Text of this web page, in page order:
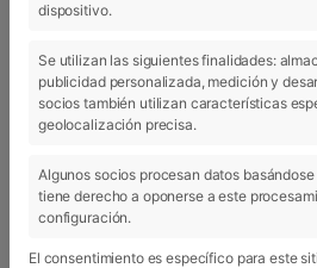
01 Jun 2018
dispositivo.
Se utilizan las siguientes finalidades:
publicidad personalizada, medición y
socios también utilizan características
geolocalización precisa.
Algunos socios procesan datos
tiene derecho a oponerse a este
configuración.
El consentimiento es específico para este